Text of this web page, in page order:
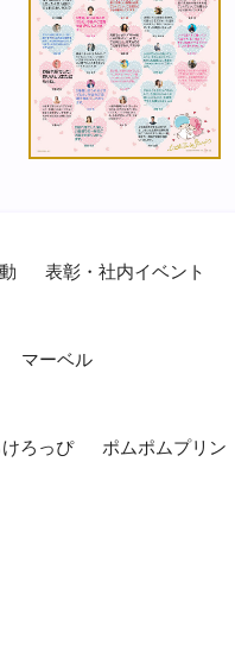
表彰・社内イベント
マーベル
ろっぴ ポムポムプリン